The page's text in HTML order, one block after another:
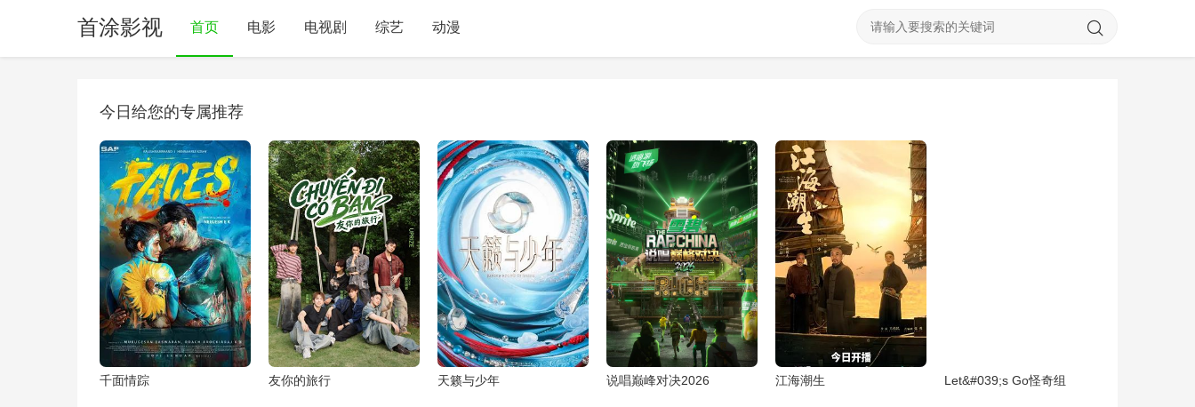
首涂影视 首页 电影 电视剧 综艺 动漫
今日给您的专属推荐
千面情踪 友你的旅行 天籁与少年 说唱巅峰对决2026 江海潮生 Let&#039;s Go怪奇组